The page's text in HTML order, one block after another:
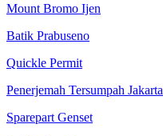
Mount Bromo Ijen
Batik Prabuseno
Quickle Permit
Penerjemah Tersumpah Jakarta
Sparepart Genset